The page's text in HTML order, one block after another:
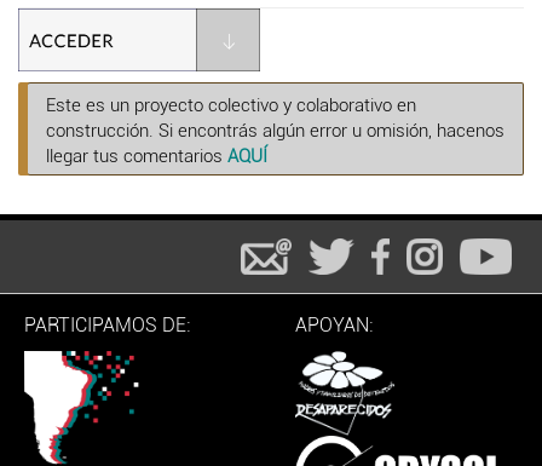
Este es un proyecto colectivo y colaborativo en
construcción. Si encontrás algún error u omisión, hacenos
llegar tus comentarios AQUÍ
PARTICIPAMOS DE: APOYAN: